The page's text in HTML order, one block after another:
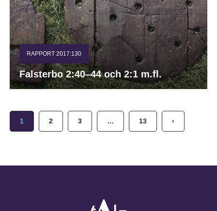
RAPPORT 2017:130
Falsterbo 2:40–44 och 2:1 m.fl.
1 2 3 … 13 ›